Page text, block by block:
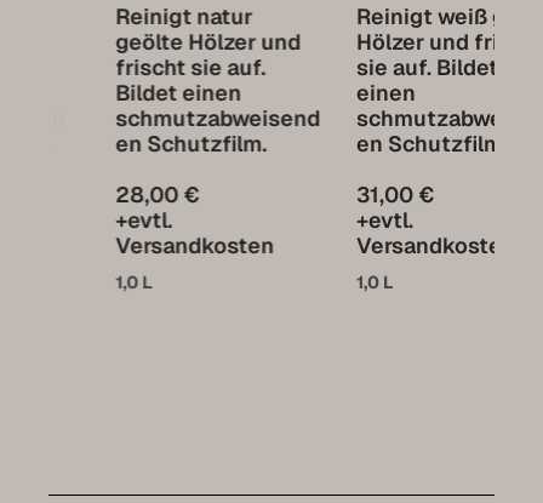
Reinigt natur
geölte Hölzer und
frischt sie auf.
Bildet einen
schmutzabweisend
en Schutzfilm.
28,00 €
Versandkosten
Reinigt weiß geölte
Hölzer und frischt
sie auf. Bildet
schmutzabweisend
en Schutzfilm.
31,00 €
Versandkosten